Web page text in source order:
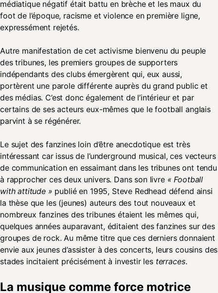
médiatique négatif était battu en brèche et les maux du
foot de l’époque, racisme et violence en première ligne,
expressément rejetés.
Autre manifestation de cet activisme bienvenu du peuple
des tribunes, les premiers groupes de supporters
indépendants des clubs émergèrent qui, eux aussi,
portèrent une parole différente auprès du grand public et
des médias. C’est donc également de l’intérieur et par
certains de ses acteurs eux-mêmes que le football anglais
parvint à se régénérer.
Le sujet des fanzines loin d’être anecdotique est très
intéressant car issus de l’underground musical, ces vecteurs
de communication en essaimant dans les tribunes ont tendu
à rapprocher ces deux univers. Dans son livre « Football
with attitude » publié en 1995, Steve Redhead défend ainsi
la thèse que les (jeunes) auteurs des tout nouveaux et
nombreux fanzines des tribunes étaient les mêmes qui,
quelques années auparavant, éditaient des fanzines sur des
groupes de rock. Au même titre que ces derniers donnaient
envie aux jeunes d’assister à des concerts, leurs cousins des
stades incitaient précisément à investir les terraces.
La musique comme force motrice